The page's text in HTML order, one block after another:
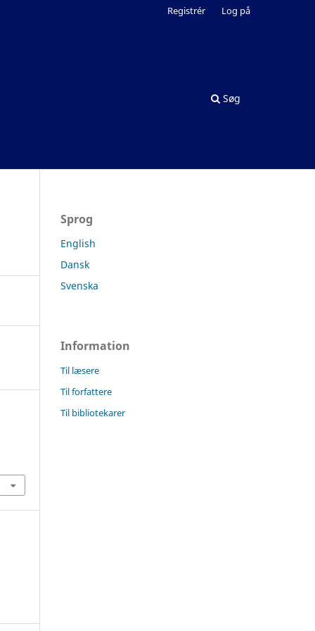
Søg
Registrér Log på
Sprog
English
Dansk
Svenska
Information
Til læsere
Til forfattere
Til bibliotekarer